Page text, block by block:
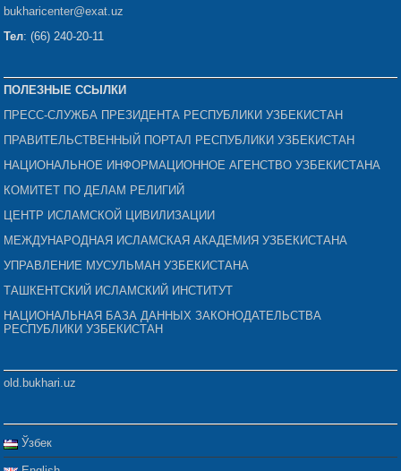
bukharicenter@exat.uz
Тел: (66) 240-20-11
ПОЛЕЗНЫЕ ССЫЛКИ
ПРЕСС-СЛУЖБА ПРЕЗИДЕНТА РЕСПУБЛИКИ УЗБЕКИСТАН
ПРАВИТЕЛЬСТВЕННЫЙ ПОРТАЛ РЕСПУБЛИКИ УЗБЕКИСТАН
НАЦИОНАЛЬНОЕ ИНФОРМАЦИОННОЕ АГЕНСТВО УЗБЕКИСТАНА
КОМИТЕТ ПО ДЕЛАМ РЕЛИГИЙ
ЦЕНТР ИСЛАМСКОЙ ЦИВИЛИЗАЦИИ
МЕЖДУНАРОДНАЯ ИСЛАМСКАЯ АКАДЕМИЯ УЗБЕКИСТАНА
УПРАВЛЕНИЕ МУСУЛЬМАН УЗБЕКИСТАНА
ТАШКЕНТСКИЙ ИСЛАМСКИЙ ИНСТИТУТ
НАЦИОНАЛЬНАЯ БАЗА ДАННЫХ ЗАКОНОДАТЕЛЬСТВА
РЕСПУБЛИКИ УЗБЕКИСТАН
old.bukhari.uz
Ўзбек